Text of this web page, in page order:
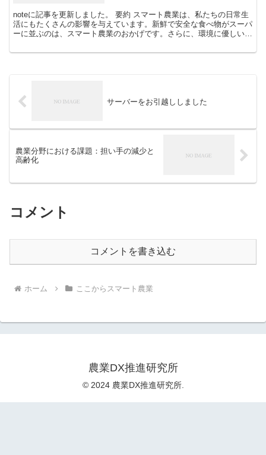
noteに記事を更新しました。 要約 スマート農業は、私たちの日常生
活にもたくさんの影響を与えています。新鮮で安全な食べ物がスーパ
ーに並ぶのは、スマート農業のおかげです。さらに、環境に優しい農
サーバーをお引越ししました
農業分野における課題：担い手の減少と
高齢化
コメント
コメントを書き込む
ホーム ここからスマート農業
農業DX推進研究所
© 2024 農業DX推進研究所.